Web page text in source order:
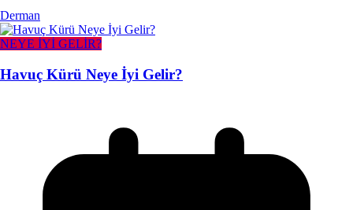
Derman
NEYE İYİ GELİR?
Havuç Kürü Neye İyi Gelir?